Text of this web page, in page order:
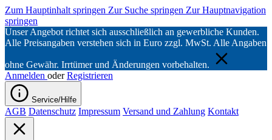
Zum Hauptinhalt springen Zur Suche springen Zur Hauptnavigation
springen
Unser Angebot richtet sich ausschließlich an gewerbliche Kunden.
Alle Preisangaben verstehen sich in Euro zzgl. MwSt. Alle Angaben
ohne Gewähr. Irrtümer und Änderungen vorbehalten.
Anmelden oder Registrieren
Service/Hilfe
AGB Datenschutz Impressum Versand und Zahlung Kontakt